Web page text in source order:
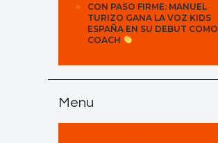
CON PASO FIRME: MANUEL
TURIZO GANA LA VOZ KIDS
ESPAÑA EN SU DEBUT COMO
COACH
Menu